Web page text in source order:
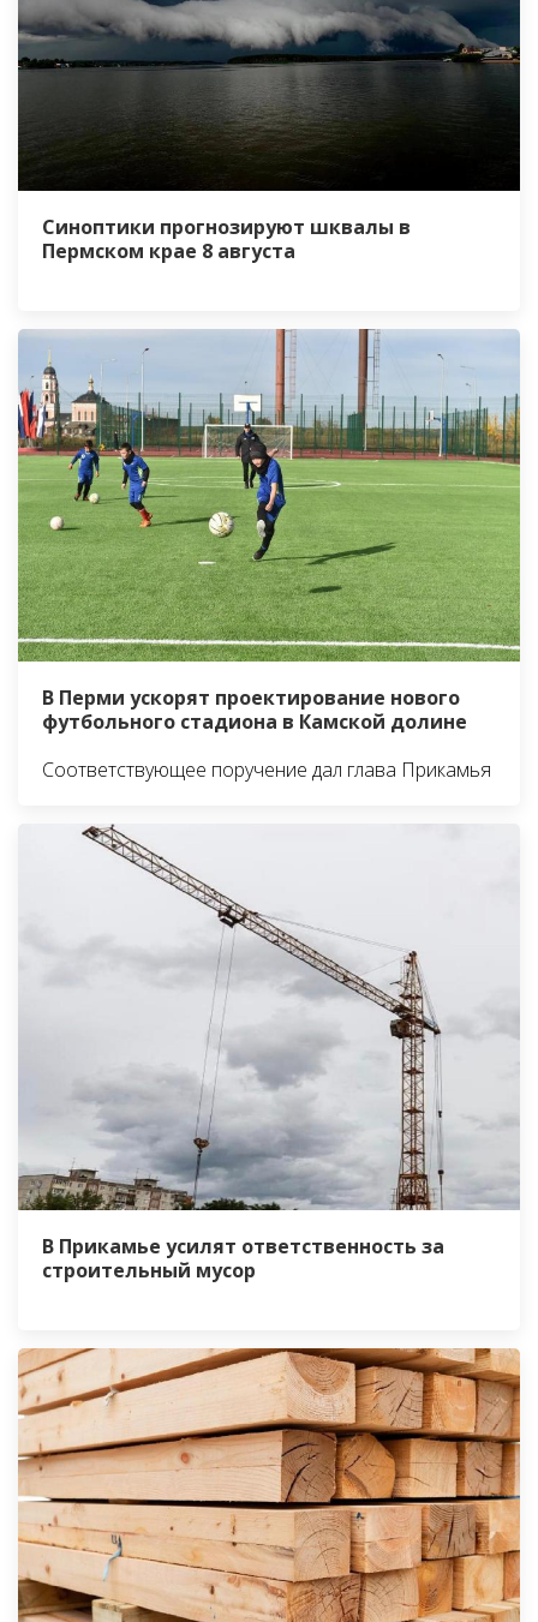
Синоптики прогнозируют шквалы в
Пермском крае 8 августа
В Перми ускорят проектирование нового
футбольного стадиона в Камской долине
Соответствующее поручение дал глава Прикамья
В Прикамье усилят ответственность за
строительный мусор